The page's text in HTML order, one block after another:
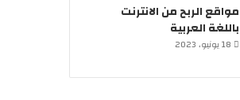
مواقع الربح من الانترنت
باللغة العربية
18 يونيو، 2023